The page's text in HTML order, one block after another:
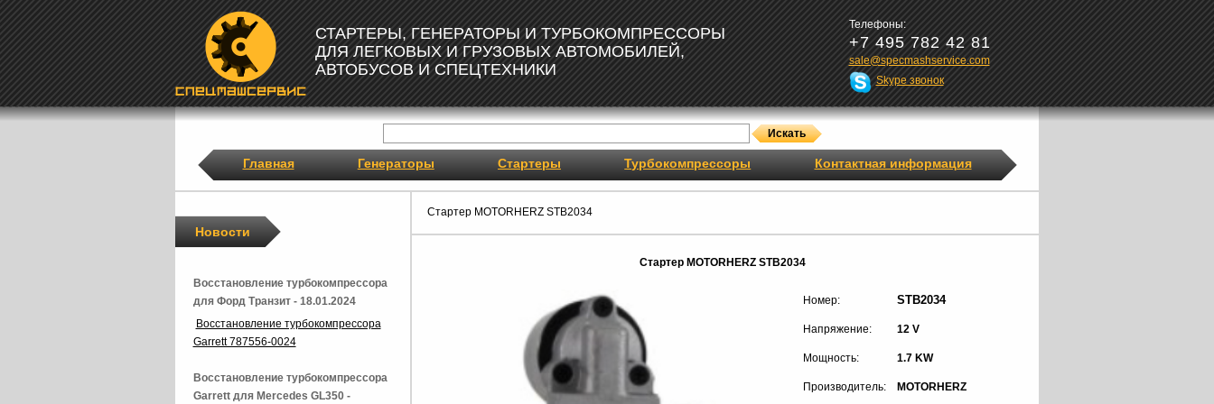
СТАРТЕРЫ, ГЕНЕРАТОРЫ И ТУРБОКОМПРЕССОРЫ
ДЛЯ ЛЕГКОВЫХ И ГРУЗОВЫХ АВТОМОБИЛЕЙ,
АВТОБУСОВ И СПЕЦТЕХНИКИ
Телефоны:
+7 495 782 42 81
sale@specmashservice.com
Skype звонок
Главная Генераторы Стартеры Турбокомпрессоры Контактная информация
Стартер MOTORHERZ STB2034
Стартер MOTORHERZ STB2034
Номер: STB2034
Напряжение: 12 V
Мощность: 1.7 KW
Производитель: MOTORHERZ
Новости
Восстановление турбокомпрессора
для Форд Транзит - 18.01.2024
Восстановление турбокомпрессора
Garrett 787556-0024
Восстановление турбокомпрессора
Garrett для Mercedes GL350 -